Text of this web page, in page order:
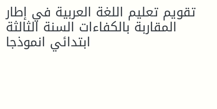
تقويم تعليم اللغة العربية في إطار
المقاربة بالكفاءات السنة الثالثة
ابتدائي انموذجا